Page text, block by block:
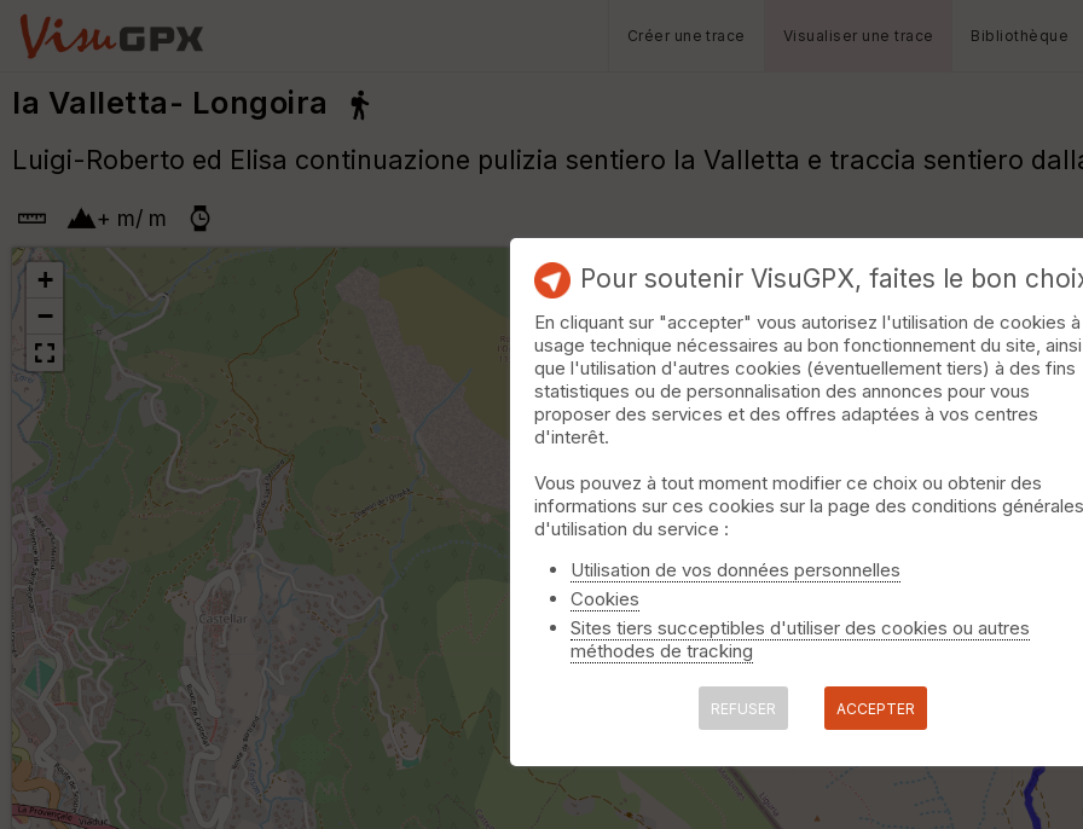
Créer une trace Visualiser une trace Bibliothèque
la Valletta- Longoira
Luigi-Roberto ed Elisa continuazione pulizia sentiero la Valletta e traccia sentiero
+ m/ m
+
−
Pour soutenir VisuGPX, faites le bon
En cliquant sur "accepter" vous autorisez l'utilisation de cookies à
usage technique nécessaires au bon fonctionnement du site, ainsi
que l'utilisation d'autres cookies (éventuellement tiers) à des fins
statistiques ou de personnalisation des annonces pour vous
proposer des services et des offres adaptées à vos centres
d'interêt.
Vous pouvez à tout moment modifier ce choix ou obtenir des
informations sur ces cookies sur la page des conditions générales
d'utilisation du service :
Utilisation de vos données personnelles
Cookies
Sites tiers succeptibles d'utiliser des cookies ou autres
méthodes de tracking
REFUSER ACCEPTER